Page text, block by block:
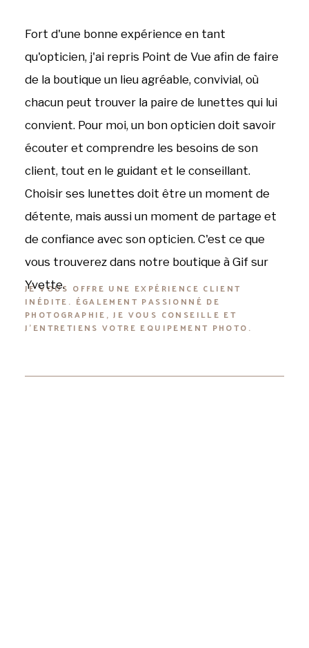
Fort d'une bonne expérience en tant
qu'opticien, j'ai repris Point de Vue afin de faire
de la boutique un lieu agréable, convivial, où
chacun peut trouver la paire de lunettes qui lui
convient. Pour moi, un bon opticien doit savoir
écouter et comprendre les besoins de son
client, tout en le guidant et le conseillant.
Choisir ses lunettes doit être un moment de
détente, mais aussi un moment de partage et
de confiance avec son opticien. C'est ce que
vous trouverez dans notre boutique à Gif sur
Yvette.
JE VOUS OFFRE UNE EXPÉRIENCE CLIENT
INÉDITE. ÉGALEMENT PASSIONNÉ DE
PHOTOGRAPHIE, JE VOUS CONSEILLE ET
J'ENTRETIENS VOTRE EQUIPEMENT PHOTO.